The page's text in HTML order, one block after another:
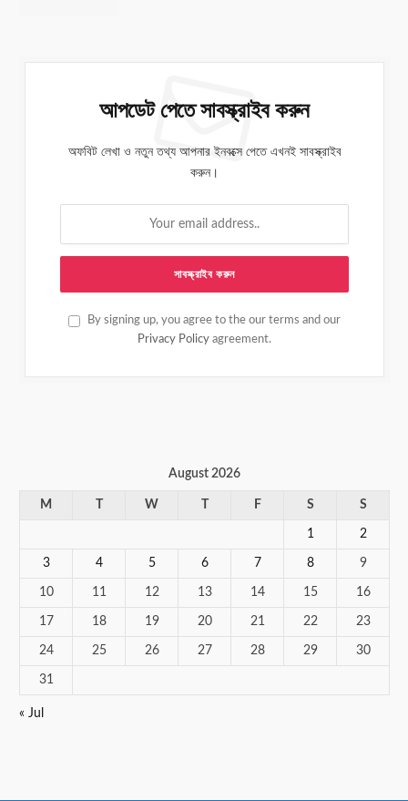
আপডেট পেতে সাবস্ক্রাইব করুন
অফবিট লেখা ও নতুন তথ্য আপনার ইনবক্সে পেতে এখনই সাবস্ক্রাইব
করুন।
By signing up, you agree to the our terms and our
Privacy Policy agreement.
August 2026
M W F S S
1 2
3 4 5 6 7 8 9
10 11 12 13 14 15 16
17 18 19 20 21 22 23
24 25 26 27 28 29 30
31
« Jul